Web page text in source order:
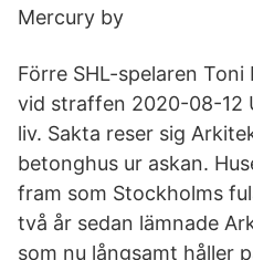
Mercury by
Förre SHL-spelaren
vid straffen 2020-08-12
liv. Sakta reser sig
betonghus ur askan.
fram som Stockholms
två år sedan lämnade
som nu långsamt håller